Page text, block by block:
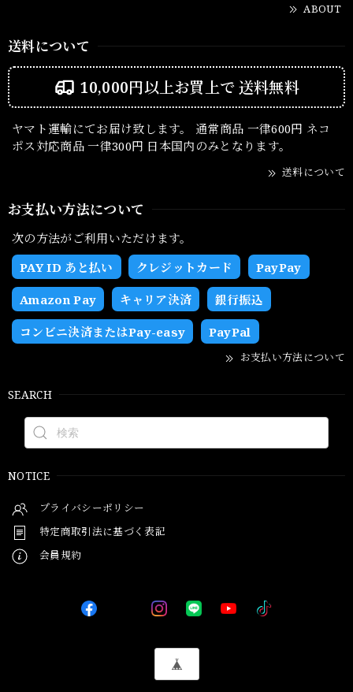
ABOUT
送料について
10,000円以上お買上で送料無料
ヤマト運輸にてお届け致します。 通常商品 一律600円 ネコ
ポス対応商品 一律300円 日本国内のみとなります。
送料について
お支払い方法について
次の方法がご利用いただけます。
PAY ID あと払い
クレジットカード PayPay
Amazon Pay キャリア決済 銀行振込
コンビニ決済またはPay-easy PayPal
お支払い方法について
SEARCH
NOTICE
プライバシーポリシー
特定商取引法に基づく表記
会員規約